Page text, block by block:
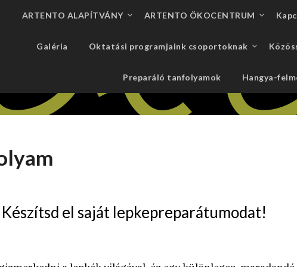
ARTENTO ALAPÍTVÁNY ARTENTO ÖKOCENTRUM
Galéria Oktatási programjaink csoportoknak
Preparáló tanfolyamok Hangya-
Készítsd el saját lepkepreparátumodat!